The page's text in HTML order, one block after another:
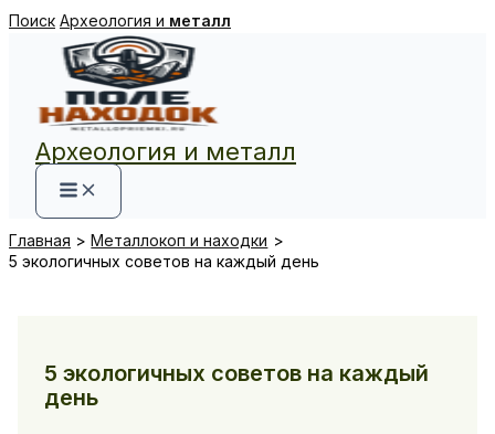
Перейти
содержимому
Поиск Археология и металл
Археология и металл
Главная
Металлокоп и находки
5 экологичных советов на каждый день
5 экологичных советов на каждый
день